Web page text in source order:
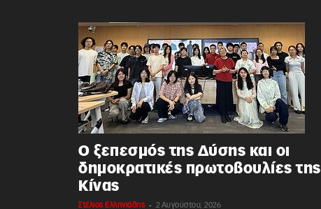
Ο ξεπεσμός της Δύσης και οι
δημοκρατικές πρωτοβουλίες της
Κίνας
Στέλιος Ελληνιάδης - 2 Αυγούστου, 2026